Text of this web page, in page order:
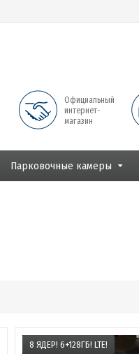
Официальный
интернет-
магазин
Парковочные камеры
8 ЯДЕР! 6+128ГБ! LTE!